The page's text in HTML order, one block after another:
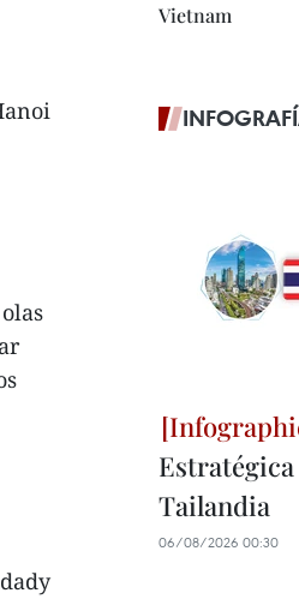
Vietnam
Tailandia
06/08/2026 00:30